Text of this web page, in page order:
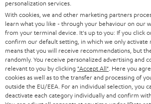
u
n
g
SOUNDBARS
STEREO
SMART HOME
BLUETOOTH-LAUTSPRECHER
KOPFHÖRER
PRESSE & MARKETING
GESCHÄFTSKUNDEN
PARTNERPROGRAMM
BLOG
DEUTSCHLAND
ÖSTERREICH
SCHWEIZ
NIEDERLANDE
personalization services.
With cookies, we and other marketing partners
learn what you like - through your behaviour on our
from your terminal device. It's up to you: If you click
confirm our default setting, in which we only activate
means that you will receive recommendations, but
randomly. You receive personalized advertising and
relevant to you by clicking "Accept All" . Here you
cookies as well as to the transfer and processing of
outside the EU/EEA. For an individual selection, you
deactivate each category individually and confirm with